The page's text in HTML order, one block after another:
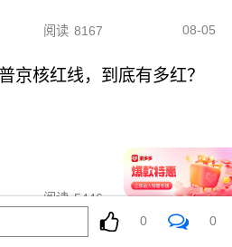
阅读 8167 08-05
京核红线，到底有多红？
阅读 5446 08-05
0 0